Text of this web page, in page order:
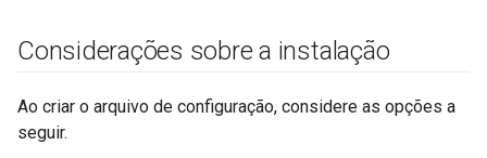
Considerações sobre a instalação
Ao criar o arquivo de configuração, considere as opções a
seguir.